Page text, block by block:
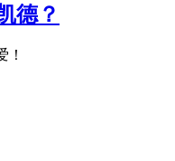
德？
！